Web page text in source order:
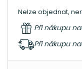
Nelze objednat,
Při nákupu
Při nákupu